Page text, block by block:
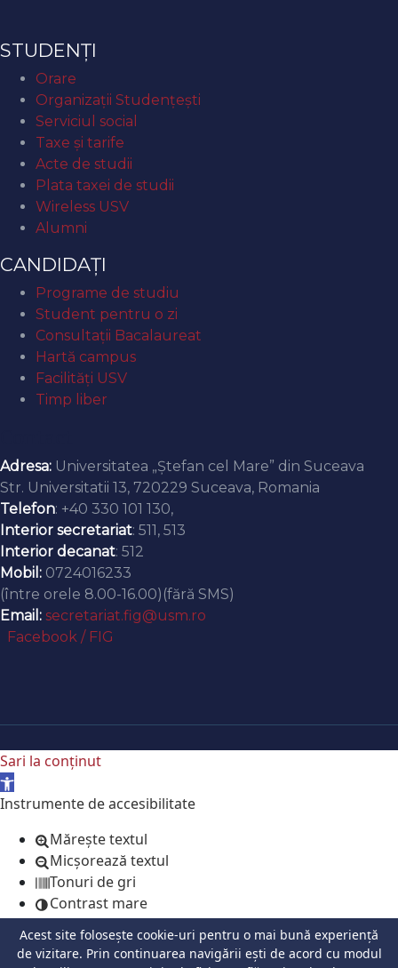
STUDENȚI
Orare
Organizaţii Studenţeşti
Serviciul social
Taxe și tarife
Acte de studii
Plata taxei de studii
Wireless USV
Alumni
CANDIDAȚI
Programe de studiu
Student pentru o zi
Consultații Bacalaureat
Hartă campus
Facilități USV
Timp liber
Adresa: Universitatea „Ștefan cel Mare” din Suceava
Str. Universitatii 13, 720229 Suceava, Romania
Telefon: +40 330 101 130,
Interior secretariat: 511, 513
Interior decanat: 512
Mobil: 0724016233
(între orele 8.00-16.00)(fără SMS)
Email: secretariat.fig@usm.ro
Facebook / FIG
Sari la conținut
Deschide bara de unelte
Instrumente de accesibilitate
Mărește textul
Micșorează textul
Tonuri de gri
Contrast mare
Contrast negativ
Fundal luminos
Acest site folosește cookie-uri pentru o mai bună experiență
de vizitare. Prin continuarea navigării ești de acord cu modul